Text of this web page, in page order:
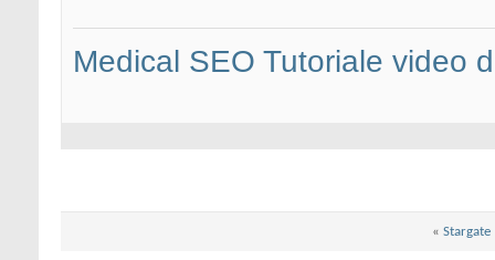
Medical SEO Tutoriale video
« Stargate